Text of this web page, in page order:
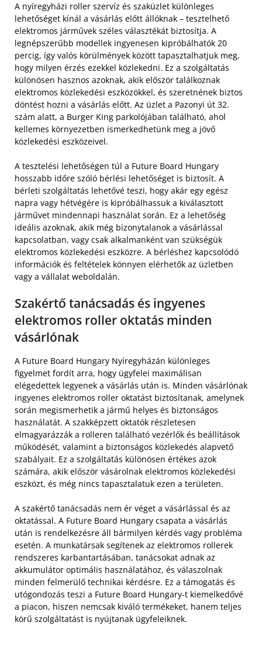
A nyíregyházi roller szervíz és szaküzlet különleges
lehetőséget kínál a vásárlás előtt állóknak – tesztelhető
elektromos járművek széles választékát biztosítja. A
legnépszerűbb modellek ingyenesen kipróbálhatók 20
percig, így valós körülmények között tapasztalhatjuk meg,
hogy milyen érzés ezekkel közlekedni. Ez a szolgáltatás
különösen hasznos azoknak, akik először találkoznak
elektromos közlekedési eszközökkel, és szeretnének biztos
döntést hozni a vásárlás előtt. Az üzlet a Pazonyi út 32.
szám alatt, a Burger King parkolójában található, ahol
kellemes környezetben ismerkedhetünk meg a jövő
közlekedési eszközeivel.
A tesztelési lehetőségen túl a Future Board Hungary
hosszabb időre szóló bérlési lehetőséget is biztosít. A
bérleti szolgáltatás lehetővé teszi, hogy akár egy egész
napra vagy hétvégére is kipróbálhassuk a kiválasztott
járművet mindennapi használat során. Ez a lehetőség
ideális azoknak, akik még bizonytalanok a vásárlással
kapcsolatban, vagy csak alkalmanként van szükségük
elektromos közlekedési eszközre. A bérléshez kapcsolódó
információk és feltételek könnyen elérhetők az üzletben
vagy a vállalat weboldalán.
Szakértő tanácsadás és ingyenes
elektromos roller oktatás minden
vásárlónak
A Future Board Hungary Nyíregyházán különleges
figyelmet fordít arra, hogy ügyfelei maximálisan
elégedettek legyenek a vásárlás után is. Minden vásárlónak
ingyenes elektromos roller oktatást biztosítanak, amelynek
során megismerhetik a jármű helyes és biztonságos
használatát. A szakképzett oktatók részletesen
elmagyarázzák a rolleren található vezérlők és beállítások
működését, valamint a biztonságos közlekedés alapvető
szabályait. Ez a szolgáltatás különösen értékes azok
számára, akik először vásárolnak elektromos közlekedési
eszközt, és még nincs tapasztalatuk ezen a területen.
A szakértő tanácsadás nem ér véget a vásárlással és az
oktatással. A Future Board Hungary csapata a vásárlás
után is rendelkezésre áll bármilyen kérdés vagy probléma
esetén. A munkatársak segítenek az elektromos rollerek
rendszeres karbantartásában, tanácsokat adnak az
akkumulátor optimális használatához, és válaszolnak
minden felmerülő technikai kérdésre. Ez a támogatás és
utógondozás teszi a Future Board Hungary-t kiemelkedővé
a piacon, hiszen nemcsak kiváló termékeket, hanem teljes
körű szolgáltatást is nyújtanak ügyfeleiknek.